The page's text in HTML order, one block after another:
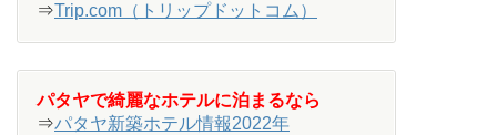
⇒Trip.com（トリップドットコム）
パタヤで綺麗なホテルに泊まるなら
⇒パタヤ新築ホテル情報2022年